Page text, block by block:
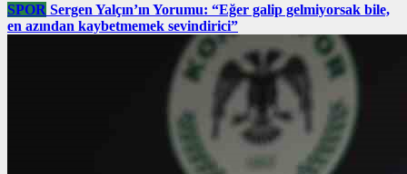
SPOR Sergen Yalçın’ın Yorumu: “Eğer galip gelmiyorsak bile,
en azından kaybetmemek sevindirici”